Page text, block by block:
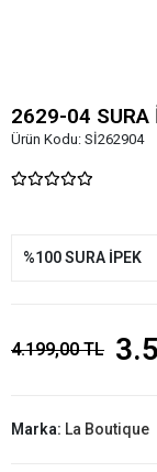
2629-04 SURA
Ürün Kodu: Sİ262904
%100 SURA İPEK
4.199,00 TL
Marka: La Boutique